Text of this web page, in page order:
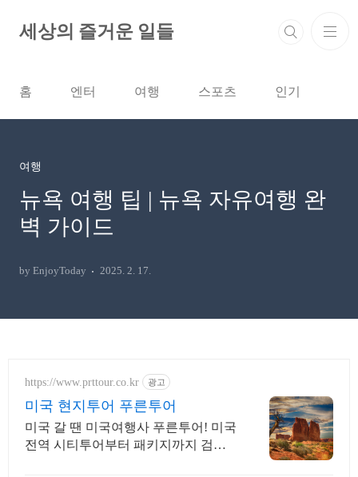
세상의 즐거운 일들
홈 엔터 여행 스포츠 인기
여행
뉴욕 여행 팁 | 뉴욕 자유여행 완
벽 가이드
by EnjoyToday 2025. 2. 17.
https://www.prttour.co.kr 광고
미국 현지투어 푸른투어
미국 갈 땐 미국여행사 푸른투어! 미국
전역 시티투어부터 패키지까지 검증